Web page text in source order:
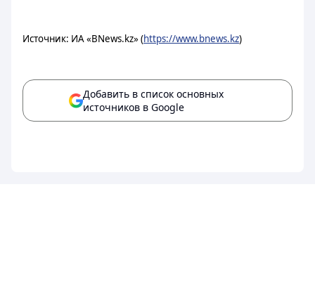
Источник: ИА «BNews.kz» (https://www.bnews.kz)
Добавить в список основных
источников в Google